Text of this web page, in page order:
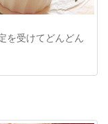
を受けてどんどん